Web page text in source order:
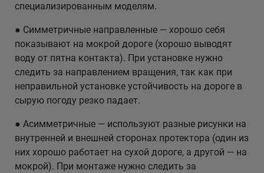
специализированным моделям.
● Симметричные направленные — хорошо себя
показывают на мокрой дороге (хорошо выводят
воду от пятна контакта). При установке нужно
следить за направлением вращения, так как при
неправильной установке устойчивость на дороге в
сырую погоду резко падает.
● Асимметричные — используют разные рисунки на
внутренней и внешней сторонах протектора (один из
них хорошо работает на сухой дороге, а другой — на
мокрой). При монтаже нужно следить за